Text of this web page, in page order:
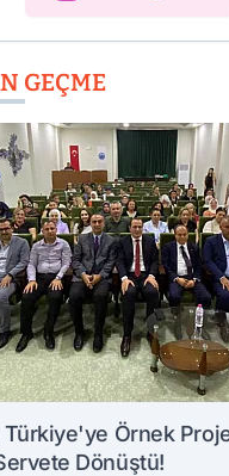
GEÇME
Örnek
Dönüştü!